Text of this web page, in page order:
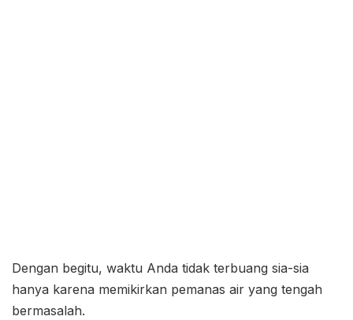
Dengan begitu, waktu Anda tidak terbuang sia-sia
hanya karena memikirkan pemanas air yang tengah
bermasalah.